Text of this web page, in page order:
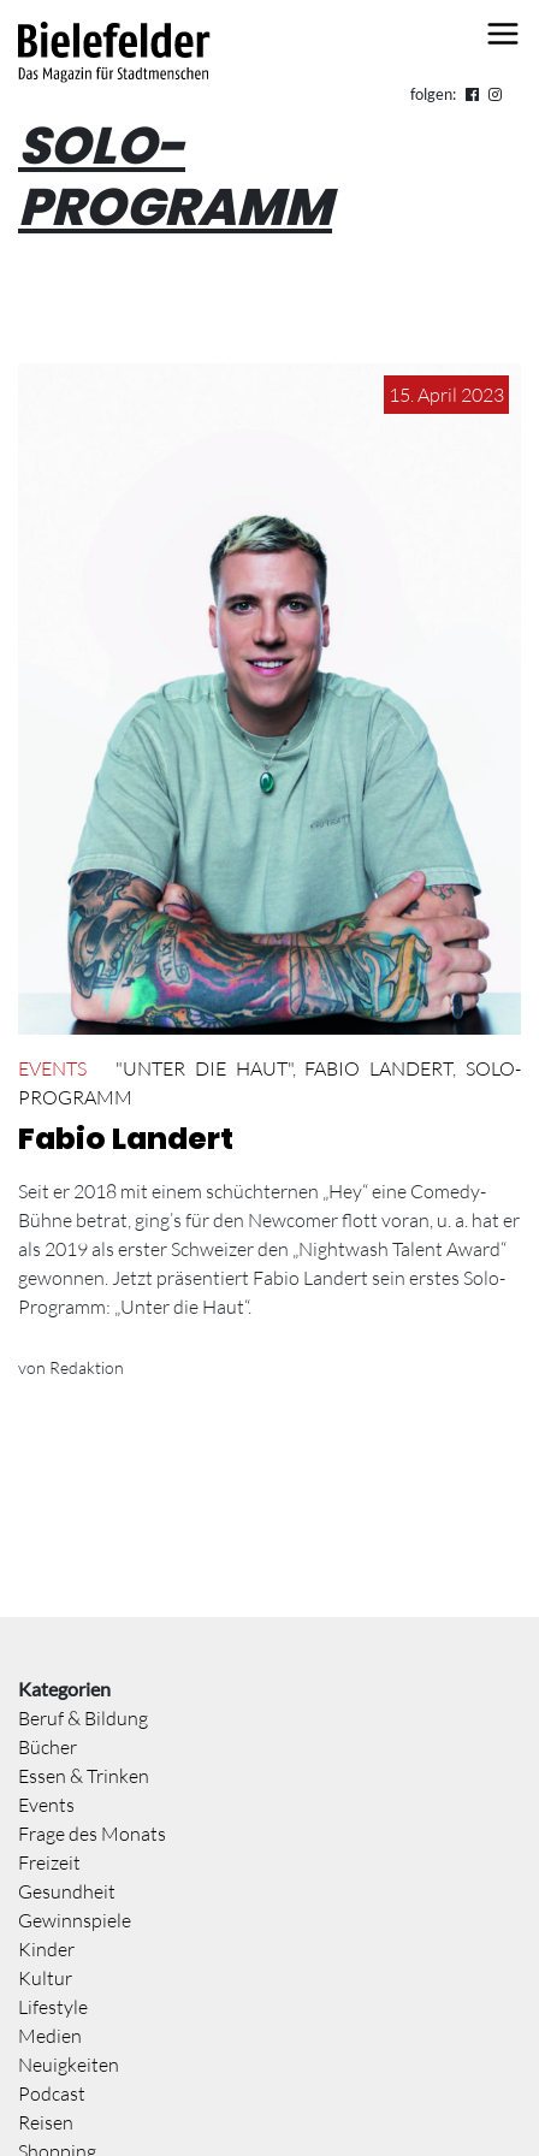
folgen:
SOLO-
PROGRAMM
15. April 2023
EVENTS "UNTER DIE HAUT", FABIO LANDERT,SOLO-
PROGRAMM
Fabio Landert
Seit er 2018 mit einem schüchternen „Hey“ eine Comedy-
Bühne betrat, ging’s für den Newcomer flott voran, u. a. hat er
als 2019 als erster Schweizer den „Nightwash Talent Award“
gewonnen. Jetzt präsentiert Fabio Landert sein erstes Solo-
Programm: „Unter die Haut“.
von Redaktion
Kategorien
Beruf & Bildung
Bücher
Essen & Trinken
Events
Frage des Monats
Freizeit
Gesundheit
Gewinnspiele
Kinder
Kultur
Lifestyle
Medien
Neuigkeiten
Podcast
Reisen
Shopping